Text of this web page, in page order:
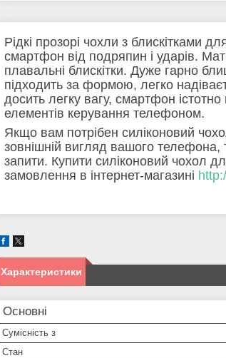
Рідкі прозорі чохли з блискітками
смартфон від подряпин і ударів.
плавальні блискітки. Дуже гарно
підходить за формою, легко
досить легку вагу, смартфон
елементів керування телефоном.
Якщо вам потрібен силіконовий
зовнішній вигляд вашого телефона,
запити. Купити силіконовий чохол
замовлення в інтернет-магазині
Характеристики
Основні
Сумісність з
Стан